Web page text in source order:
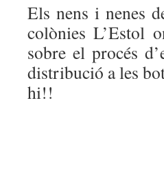
Els nens i nenes
colònies L’Estol
sobre el procés
distribució a les
hi!!